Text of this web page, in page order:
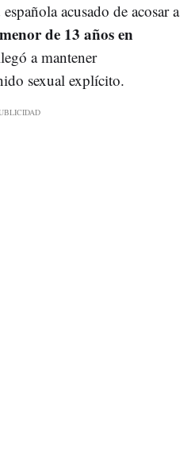
acusado de acosar a
de 13 años en
a mantener
sexual explícito.